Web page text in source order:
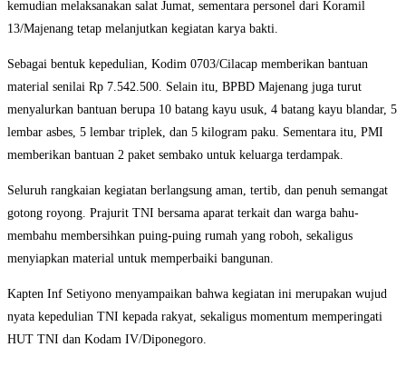
kemudian melaksanakan salat Jumat, sementara personel dari Koramil
13/Majenang tetap melanjutkan kegiatan karya bakti.
Sebagai bentuk kepedulian, Kodim 0703/Cilacap memberikan bantuan
material senilai Rp 7.542.500. Selain itu, BPBD Majenang juga turut
menyalurkan bantuan berupa 10 batang kayu usuk, 4 batang kayu blandar, 5
lembar asbes, 5 lembar triplek, dan 5 kilogram paku. Sementara itu, PMI
memberikan bantuan 2 paket sembako untuk keluarga terdampak.
Seluruh rangkaian kegiatan berlangsung aman, tertib, dan penuh semangat
gotong royong. Prajurit TNI bersama aparat terkait dan warga bahu-
membahu membersihkan puing-puing rumah yang roboh, sekaligus
menyiapkan material untuk memperbaiki bangunan.
Kapten Inf Setiyono menyampaikan bahwa kegiatan ini merupakan wujud
nyata kepedulian TNI kepada rakyat, sekaligus momentum memperingati
HUT TNI dan Kodam IV/Diponegoro.